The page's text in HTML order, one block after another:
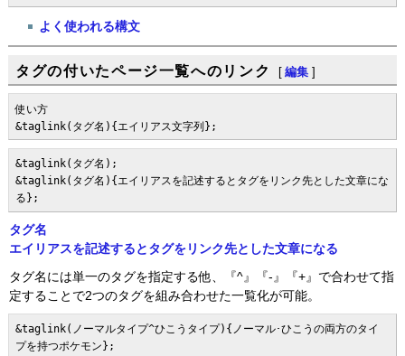
よく使われる構文
タグの付いたページ一覧へのリンク [ 編集 ]
使い方
&taglink(タグ名){エイリアス文字列};
&taglink(タグ名);
&taglink(タグ名){エイリアスを記述するとタグをリンク先とした文章にな
る};
タグ名
エイリアスを記述するとタグをリンク先とした文章になる
タグ名には単一のタグを指定する他、『^』『-』『+』で合わせて指
定することで2つのタグを組み合わせた一覧化が可能。
&taglink(ノーマルタイプ^ひこうタイプ){ノーマル･ひこうの両方のタイ
プを持つポケモン};